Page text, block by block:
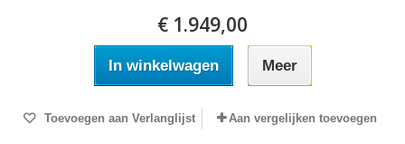
€ 1.949,00
In winkelwagen Meer
Toevoegen aan Verlanglijst Aan vergelijken toevoegen